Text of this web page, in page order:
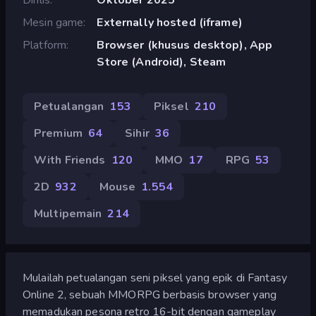
Mesin game
Externally hosted (iframe)
Platform
Browser (khusus desktop), App
Store (Android), Steam
Petualangan 153 Piksel 210
Premium 64 Sihir 36
With Friends 120 MMO 17 RPG 53
2D 932 Mouse 1.554
Multipemain 214
Mulailah petualangan seni piksel yang epik di Fantasy
Online 2, sebuah MMORPG berbasis browser yang
memadukan pesona retro 16-bit dengan gameplay